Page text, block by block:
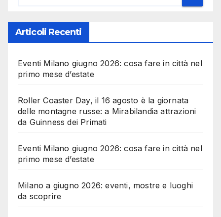
Articoli Recenti
Eventi Milano giugno 2026: cosa fare in città nel
primo mese d’estate
Roller Coaster Day, il 16 agosto è la giornata
delle montagne russe: a Mirabilandia attrazioni
da Guinness dei Primati
Eventi Milano giugno 2026: cosa fare in città nel
primo mese d’estate
Milano a giugno 2026: eventi, mostre e luoghi
da scoprire